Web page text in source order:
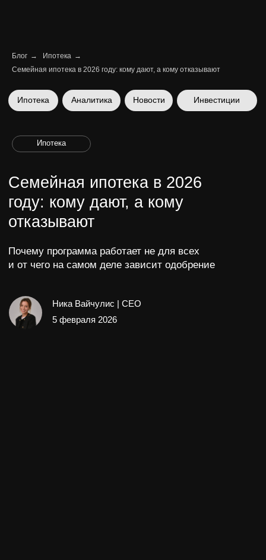
Блог → Ипотека →
Семейная ипотека в 2026 году: кому дают, а кому отказывают
Ипотека Аналитика Новости Инвестиции
году: кому дают, а кому
5 февраля 2026
Ника Вайчулис | CEO
Почему программа работает не для всех
и от чего на самом деле зависит одобрение
Ипотека